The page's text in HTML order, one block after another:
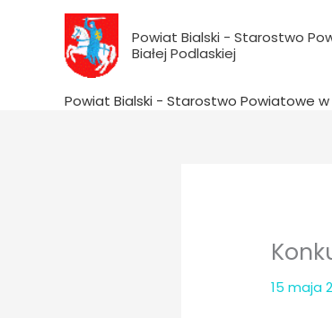
Powiat Bialski - Starostwo
Białej Podlaskiej
Powiat Bialski - Starostwo Powiatowe w
15 maja